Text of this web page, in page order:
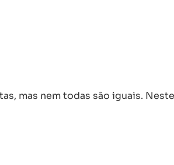
mas nem todas são iguais.